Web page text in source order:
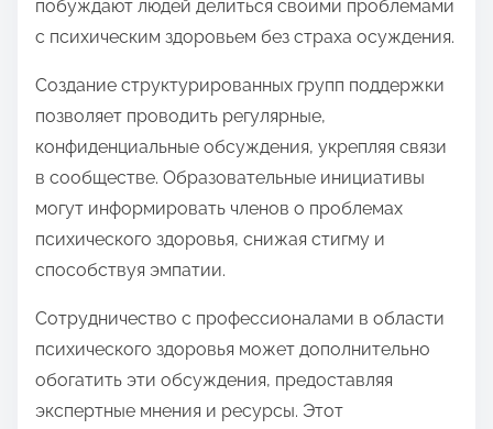
побуждают людей делиться своими проблемами
с психическим здоровьем без страха осуждения.
Создание структурированных групп поддержки
позволяет проводить регулярные,
конфиденциальные обсуждения, укрепляя связи
в сообществе. Образовательные инициативы
могут информировать членов о проблемах
психического здоровья, снижая стигму и
способствуя эмпатии.
Сотрудничество с профессионалами в области
психического здоровья может дополнительно
обогатить эти обсуждения, предоставляя
экспертные мнения и ресурсы. Этот